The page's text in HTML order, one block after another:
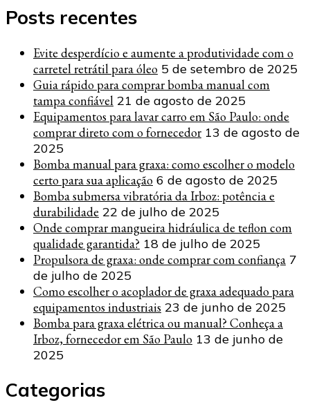
Posts recentes
Evite desperdício e aumente a produtividade com o
carretel retrátil para óleo 5 de setembro de 2025
Guia rápido para comprar bomba manual com
tampa confiável 21 de agosto de 2025
Equipamentos para lavar carro em São Paulo: onde
comprar direto com o fornecedor 13 de agosto de
2025
Bomba manual para graxa: como escolher o modelo
certo para sua aplicação 6 de agosto de 2025
Bomba submersa vibratória da Irboz: potência e
durabilidade 22 de julho de 2025
Onde comprar mangueira hidráulica de teflon com
qualidade garantida? 18 de julho de 2025
Propulsora de graxa: onde comprar com confiança 7
de julho de 2025
Como escolher o acoplador de graxa adequado para
equipamentos industriais 23 de junho de 2025
Bomba para graxa elétrica ou manual? Conheça a
Irboz, fornecedor em São Paulo 13 de junho de
2025
Categorias